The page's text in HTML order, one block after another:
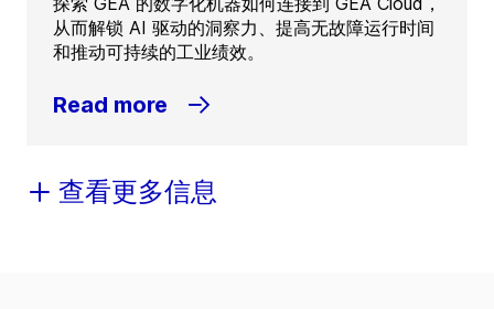
从而解锁 AI 驱动的洞察力、提高无故障运行时间
和推动可持续的工业绩效。
Read more
查看更多信息